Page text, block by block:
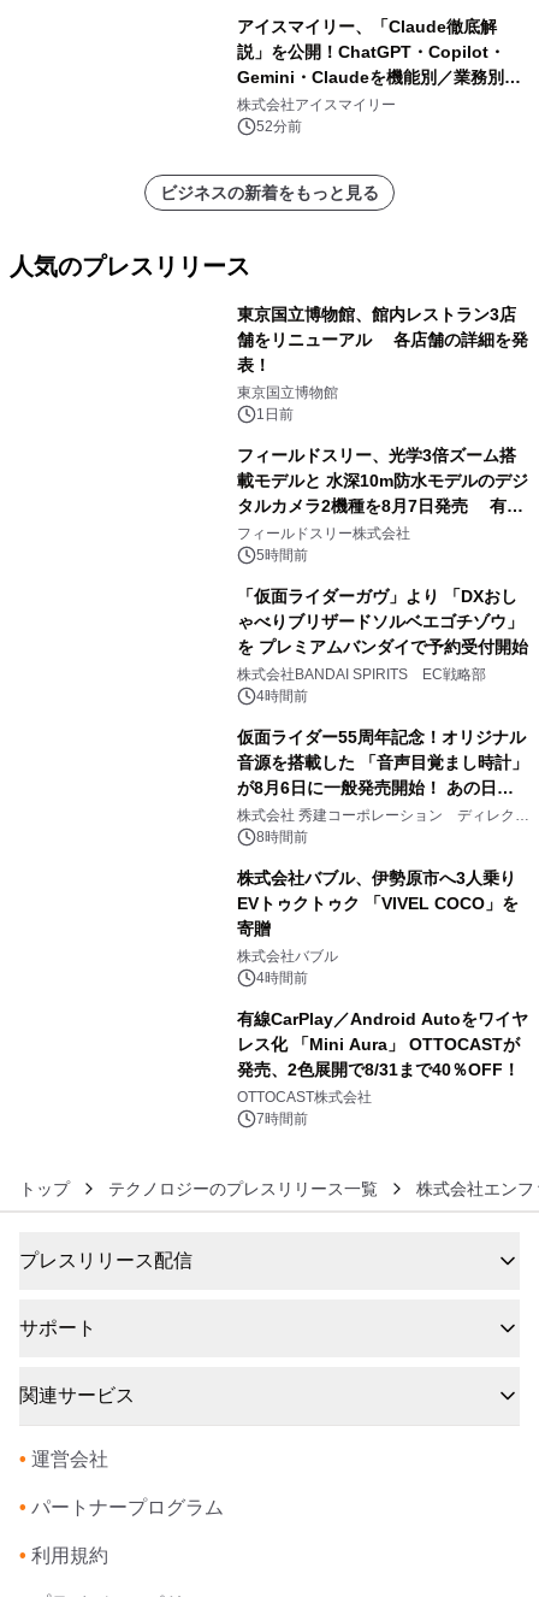
アイスマイリー、「Claude徹底解
説」を公開！ChatGPT・Copilot・
Gemini・Claudeを機能別／業務別に
比較―自社に合う生成AIの選び方がわ
かる実践ガイド
株式会社アイスマイリー
52分前
ビジネスの新着をもっと見る
人気のプレスリリース
東京国立博物館、館内レストラン3店
舗をリニューアル 各店舗の詳細を発
表！
東京国立博物館
1日前
フィールドスリー、光学3倍ズーム搭
載モデルと 水深10m防水モデルのデジ
タルカメラ2機種を8月7日発売 有効
約1300万画素、用途別に選べるコンデ
ジ新登場
フィールドスリー株式会社
5時間前
「仮面ライダーガヴ」より 「DXおし
ゃべりブリザードソルベエゴチゾウ」
を プレミアムバンダイで予約受付開始
株式会社BANDAI SPIRITS EC戦略部
4時間前
仮面ライダー55周年記念！オリジナル
音源を搭載した 「音声目覚まし時計」
が8月6日に一般発売開始！ あの日の
大興奮が今甦る
株式会社 秀建コーポレーション ディレクト
アートギャラリー
8時間前
株式会社バブル、伊勢原市へ3人乗り
EVトゥクトゥク 「VIVEL COCO」を
寄贈
株式会社バブル
4時間前
有線CarPlay／Android Autoをワイヤ
レス化 「Mini Aura」 OTTOCASTが
発売、2色展開で8/31まで40％OFF！
OTTOCAST株式会社
7時間前
トップ テクノロジーのプレスリリース一覧 株式会社エンフ
プレスリリース配信
サポート
関連サービス
• 運営会社
• パートナープログラム
• 利用規約